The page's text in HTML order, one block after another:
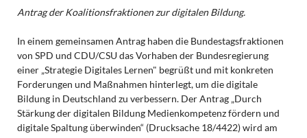
Antrag der Koalitionsfraktionen zur digitalen Bildung.
In einem gemeinsamen Antrag haben die Bundestagsfraktionen
von SPD und CDU/CSU das Vorhaben der Bundesregierung
einer „Strategie Digitales Lernen" begrüßt und mit konkreten
Forderungen und Maßnahmen hinterlegt, um die digitale
Bildung in Deutschland zu verbessern. Der Antrag „Durch
Stärkung der digitalen Bildung Medienkompetenz fördern und
digitale Spaltung überwinden“ (Drucksache 18/4422) wird am